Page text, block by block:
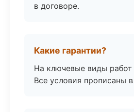
в договоре.
Какие гарантии?
На ключевые виды
Все условия прописаны